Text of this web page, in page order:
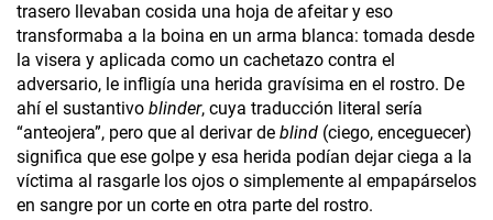
trasero llevaban cosida una hoja de afeitar y eso
transformaba a la boina en un arma blanca: tomada desde
la visera y aplicada como un cachetazo contra el
adversario, le infligía una herida gravísima en el rostro. De
ahí el sustantivo blinder, cuya traducción literal sería
“anteojera”, pero que al derivar de blind (ciego, enceguecer)
significa que ese golpe y esa herida podían dejar ciega a la
víctima al rasgarle los ojos o simplemente al empapárselos
en sangre por un corte en otra parte del rostro.